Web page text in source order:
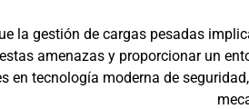
la gestión de cargas pesadas
amenazas y proporcionar un
en tecnología moderna de